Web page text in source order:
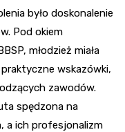
było doskonalenie
Pod okiem
młodzież miała
wskazówki,
zawodów.
spędzona na
a ich profesjonalizm